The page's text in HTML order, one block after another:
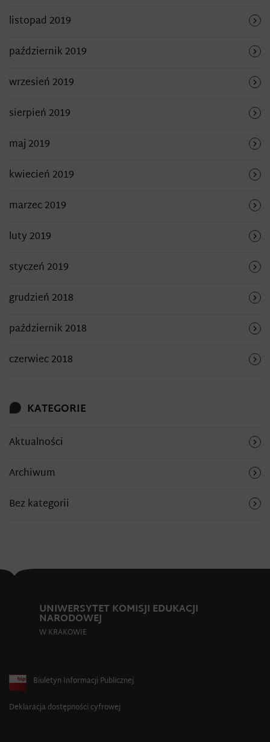
listopad 2019
październik 2019
wrzesień 2019
sierpień 2019
maj 2019
kwiecień 2019
marzec 2019
luty 2019
styczeń 2019
grudzień 2018
październik 2018
czerwiec 2018
KATEGORIE
Aktualności
Archiwum
Bez kategorii
UNIWERSYTET KOMISJI EDUKACJI
NARODOWEJ
W KRAKOWIE
Biuletyn Informacji Publicznej
Deklaracja dostępności cyfrowej